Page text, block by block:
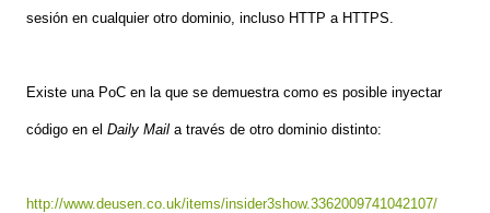
sesión en cualquier otro dominio, incluso HTTP a HTTPS.
Existe una PoC en la que se demuestra como es posible inyectar
código en el Daily Mail a través de otro dominio distinto:
http://www.deusen.co.uk/items/insider3show.3362009741042107/